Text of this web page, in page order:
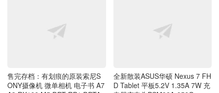
A9 RX100 M5 DPT-RP1 DPTA-
RS1充电器适配器 AC-UUD12
D Tablet 平板5.2V 1.35A 7W 充
电器充电头PSM06A-050Q